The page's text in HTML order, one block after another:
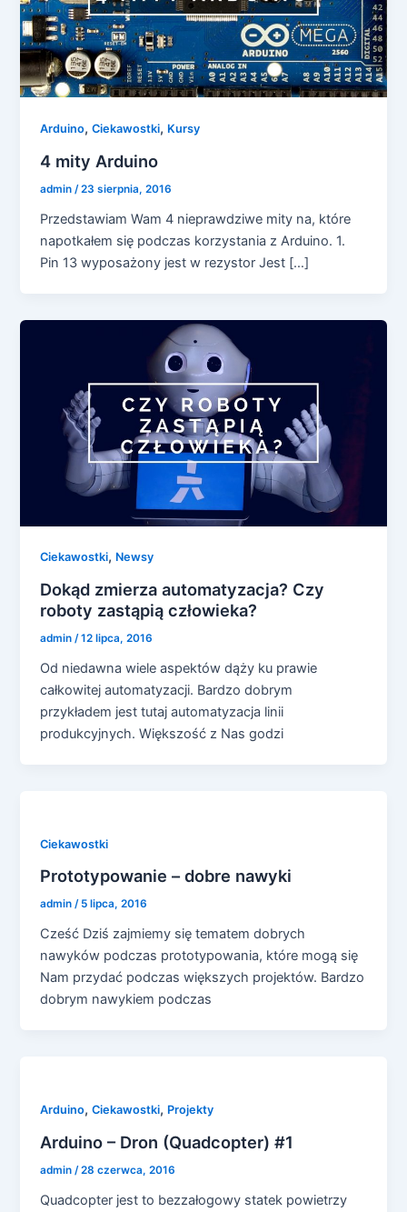
Arduino,Ciekawostki, Kursy
4 mity Arduino
admin/23 sierpnia, 2016
Przedstawiam Wam 4 nieprawdziwe mity na, które
napotkałem się podczas korzystania z Arduino. 1.
Pin 13 wyposażony jest w rezystor Jest […]
Ciekawostki, Newsy
Dokąd zmierza automatyzacja? Czy
roboty zastąpią człowieka?
admin/12 lipca, 2016
Od niedawna wiele aspektów dąży ku prawie
całkowitej automatyzacji. Bardzo dobrym
przykładem jest tutaj automatyzacja linii
produkcyjnych. Większość z Nas godzi
Ciekawostki
Prototypowanie – dobre nawyki
admin/ 5 lipca, 2016
Cześć Dziś zajmiemy się tematem dobrych
nawyków podczas prototypowania, które mogą się
Nam przydać podczas większych projektów. Bardzo
dobrym nawykiem podczas
Arduino,Ciekawostki, Projekty
Arduino – Dron (Quadcopter) #1
admin /28 czerwca, 2016
Quadcopter jest to bezzałogowy statek powietrzy